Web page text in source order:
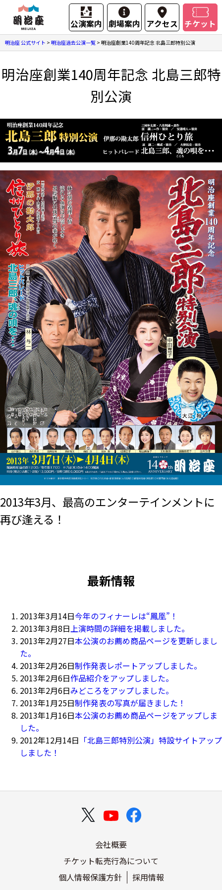
公演案内 劇場案内 アクセス チケット
明治座 公式サイト > 明治座過去公演一覧 > 明治座創業140周年記念 北島三郎特別公演
明治座創業140周年記念 北島三郎特
別公演
2013年3月、最高のエンターテインメントに
再び逢える！
最新情報
2013年3月14日今年のフィナーレは“鳳凰”！
2013年3月8日上演時間の詳細を掲載しました。
2013年2月27日本公演のお薦め商品ページを更新しまし
た。
2013年2月26日制作発表レポートアップしました。
2013年2月6日作品紹介をアップしました。
2013年2月6日みどころをアップしました。
2013年1月25日制作発表の写真が届きました！
2013年1月16日本公演のお薦め商品ページをアップしま
した。
2012年12月14日 「北島三郎特別公演」特設サイトアップ
しました！
会社概要
チケット転売行為について
個人情報保護方針
採用情報